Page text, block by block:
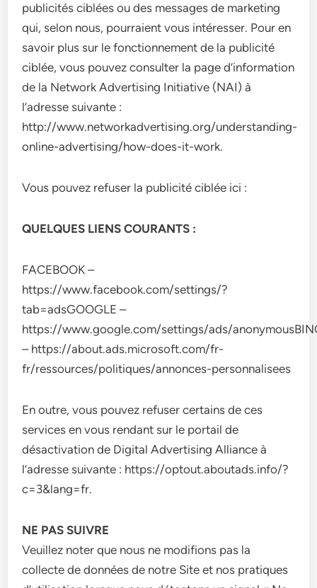
publicités ciblées ou des messages de marketing
qui, selon nous, pourraient vous intéresser. Pour en
savoir plus sur le fonctionnement de la publicité
ciblée, vous pouvez consulter la page d’information
de la Network Advertising Initiative (NAI) à
l’adresse suivante :
http://www.networkadvertising.org/understanding-
online-advertising/how-does-it-work.
Vous pouvez refuser la publicité ciblée ici :
QUELQUES LIENS COURANTS :
FACEBOOK –
https://www.facebook.com/settings/?
tab=adsGOOGLE –
https://www.google.com/settings/ads/
– https://about.ads.microsoft.com/fr-
fr/ressources/politiques/annonces-personnalisees
En outre, vous pouvez refuser certains de ces
services en vous rendant sur le portail de
désactivation de Digital Advertising Alliance à
l’adresse suivante : https://optout.aboutads.info/?
c=3&lang=fr.
NE PAS SUIVRE
Veuillez noter que nous ne modifions pas la
collecte de données de notre Site et nos pratiques